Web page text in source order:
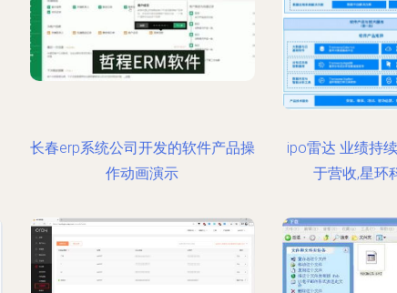
长春erp系统公司开发的软件产品操
作动画演示
ipo雷达 业绩持
于营收,星环